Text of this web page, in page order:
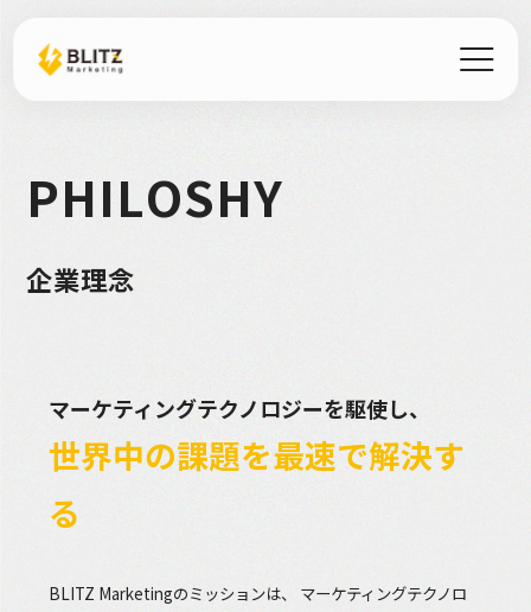
PHILOSHY
企業理念
マーケティングテクノロジーを駆使し、
世界中の課題を最速で解決す
る
BLITZ Marketingのミッションは、 マーケティングテクノロ